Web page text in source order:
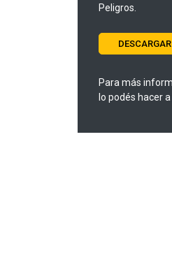
Peligros.
DESCARGAR
Para más
lo podés hacer a